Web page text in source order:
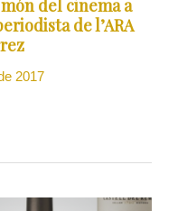
del cinema a
de l’ARA
2017